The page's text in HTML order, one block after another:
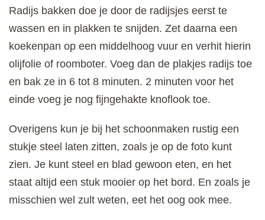
Radijs bakken doe je door de radijsjes eerst te
wassen en in plakken te snijden. Zet daarna een
koekenpan op een middelhoog vuur en verhit hierin
olijfolie of roomboter. Voeg dan de plakjes radijs toe
en bak ze in 6 tot 8 minuten. 2 minuten voor het
einde voeg je nog fijngehakte knoflook toe.
Overigens kun je bij het schoonmaken rustig een
stukje steel laten zitten, zoals je op de foto kunt
zien. Je kunt steel en blad gewoon eten, en het
staat altijd een stuk mooier op het bord. En zoals je
misschien wel zult weten, eet het oog ook mee.